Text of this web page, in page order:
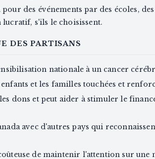
pour des événements par des écoles,
lucratif, s'ils le choisissent.
DES PARTISANS
nationale à un cancer
et les familles touchées et
dons et peut aider à stimuler le
avec d'autres pays qui
de maintenir l'attention sur une